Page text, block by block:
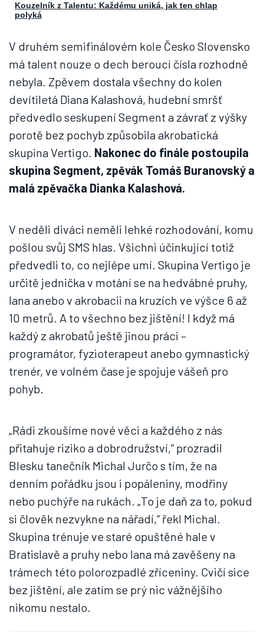
Kouzelník z Talentu: Každému uniká, jak ten chlap
polyká
V druhém semifinálovém kole Česko Slovensko
má talent nouze o dech beroucí čísla rozhodně
nebyla. Zpěvem dostala všechny do kolen
devítiletá Diana Kalashová, hudební smršť
předvedlo seskupení Segment a závrať z výšky
porotě bez pochyb způsobila akrobatická
skupina Vertigo. Nakonec do finále postoupila
skupina Segment, zpěvák Tomáš Buranovský a
malá zpěvačka Dianka Kalashová.
V neděli diváci neměli lehké rozhodování, komu
pošlou svůj SMS hlas. Všichni účinkující totiž
předvedli to, co nejlépe umí. Skupina Vertigo je
určitě jednička v motání se na hedvábné pruhy,
lana anebo v akrobacii na kruzích ve výšce 6 až
10 metrů. A to všechno bez jištění! I když má
každý z akrobatů ještě jinou práci –
programátor, fyzioterapeut anebo gymnastický
trenér, ve volném čase je spojuje vášeň pro
pohyb.
„Rádi zkoušíme nové věci a každého z nás
přitahuje riziko a dobrodružství,“ prozradil
Blesku tanečník Michal Jurčo s tím, že na
denním pořádku jsou i popáleniny, modřiny
nebo puchýře na rukách. „To je daň za to, pokud
si člověk nezvykne na nářadí,“ řekl Michal.
Skupina trénuje ve staré opuštěné hale v
Bratislavě a pruhy nebo lana má zavěšeny na
trámech této polorozpadlé zříceniny. Cvičí sice
bez jištění, ale zatím se prý nic vážnějšího
nikomu nestalo.